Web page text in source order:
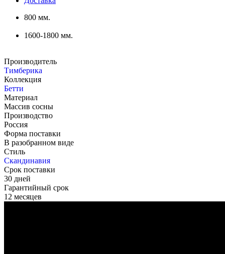
800 мм.
1600-1800 мм.
Производитель
Тимберика
Коллекция
Бетти
Материал
Массив сосны
Производство
Россия
Форма поставки
В разобранном виде
Стиль
Скандинавия
Срок поставки
30 дней
Гарантийный срок
12 месяцев